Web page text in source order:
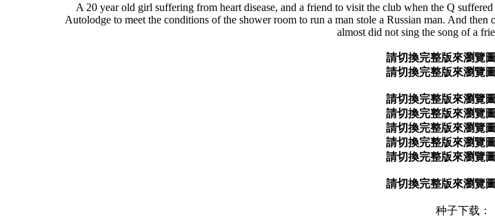
A 20 year old girl suffering from heart disease, and a friend to visit the club when the Q
Autolodge to meet the conditions of the shower room to run a man stole a Russian man. And
almost did not sing the song of a
請切換完整版來瀏覽
請切換完整版來瀏覽
請切換完整版來瀏覽
請切換完整版來瀏覽
請切換完整版來瀏覽
請切換完整版來瀏覽
請切換完整版來瀏覽
請切換完整版來瀏覽
种子下载：